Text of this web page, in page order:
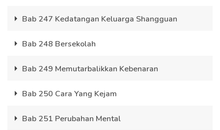
Bab 247 Kedatangan Keluarga Shangguan
Bab 248 Bersekolah
Bab 249 Memutarbalikkan Kebenaran
Bab 250 Cara Yang Kejam
Bab 251 Perubahan Mental